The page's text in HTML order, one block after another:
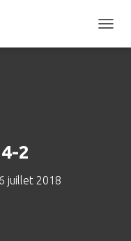
É
2
juillet 2018